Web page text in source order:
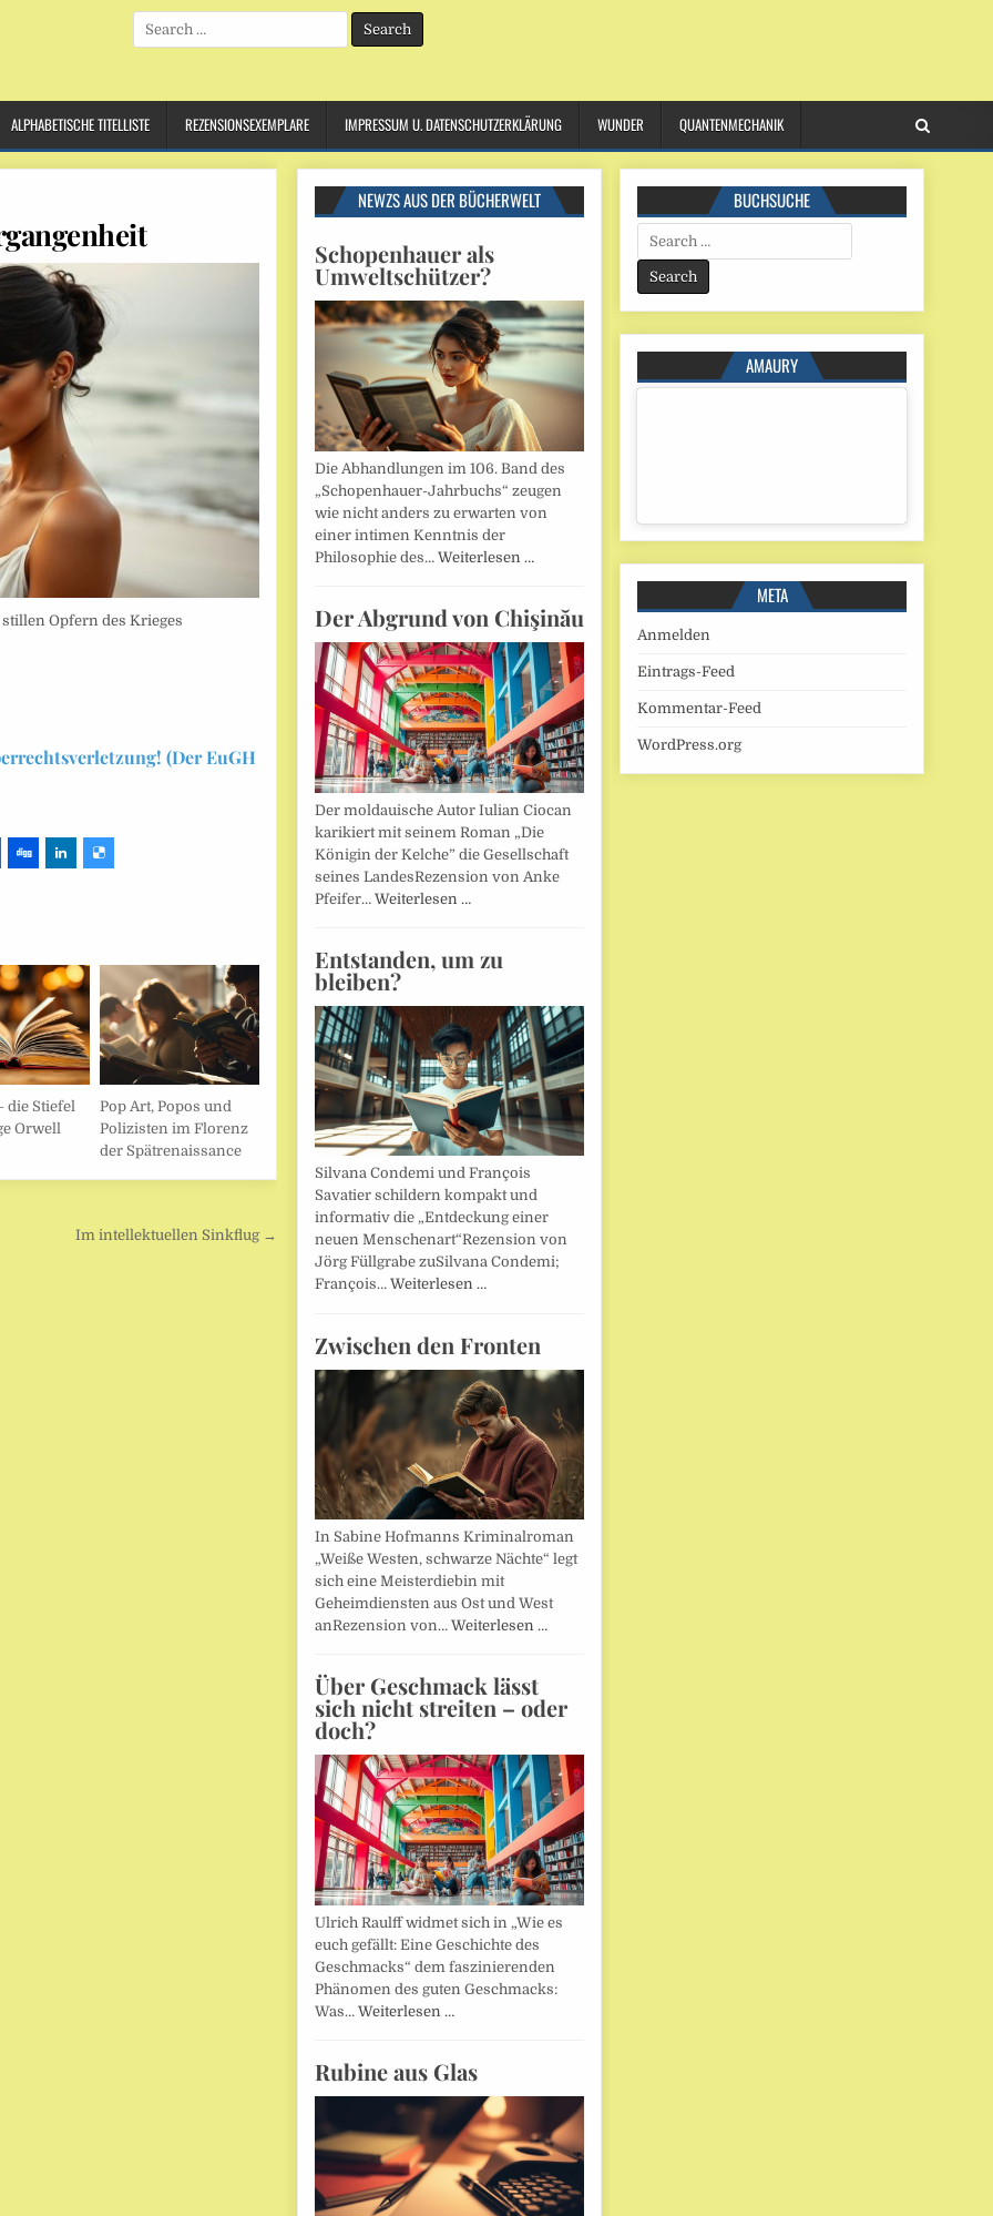
Search
for:
ALPHABETISCHE TITELLISTE REZENSIONSEXEMPLARE IMPRESSUM U. DATENSCHUTZERKLÄRUNG WUNDER QUANTENMECHANIK
Opfern des Krieges
(Der EuGH
die Stiefel
Orwell
Pop Art, Popos und
Polizisten im Florenz
der Spätrenaissance
Im intellektuellen Sinkflug →
NEWZS AUS DER BÜCHERWELT
Schopenhauer als
Umweltschützer?
Die Abhandlungen im 106. Band des
„Schopenhauer-Jahrbuchs“ zeugen
wie nicht anders zu erwarten von
einer intimen Kenntnis der
Philosophie des… Weiterlesen …
Der Abgrund von Chişinău
Der moldauische Autor Iulian Ciocan
karikiert mit seinem Roman „Die
Königin der Kelche” die Gesellschaft
seines LandesRezension von Anke
Pfeifer… Weiterlesen …
Entstanden, um zu
bleiben?
Silvana Condemi und François
Savatier schildern kompakt und
informativ die „Entdeckung einer
neuen Menschenart“Rezension von
Jörg Füllgrabe zuSilvana Condemi;
François… Weiterlesen …
Zwischen den Fronten
In Sabine Hofmanns Kriminalroman
„Weiße Westen, schwarze Nächte“ legt
sich eine Meisterdiebin mit
Geheimdiensten aus Ost und West
anRezension von… Weiterlesen …
Über Geschmack lässt
sich nicht streiten – oder
doch?
Ulrich Raulff widmet sich in „Wie es
euch gefällt: Eine Geschichte des
Geschmacks“ dem faszinierenden
Phänomen des guten Geschmacks:
Was… Weiterlesen …
Rubine aus Glas
BUCHSUCHE
Search
for:
AMAURY
META
Anmelden
Eintrags-Feed
Kommentar-Feed
WordPress.org